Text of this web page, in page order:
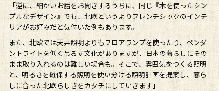
「逆に、細かいお話をお聞きするうちに、同じ『木を使ったシン
プルなデザイン』でも、北欧というよりフレンチシックのインテ
リアがお好みだと気付いた例もあります。
また、北欧では天井照明よりもフロアランプを使ったり、ペンダ
ントライトを低く吊るす文化がありますが、日本の暮らしにその
まま取り入れるのは難しい場合も。そこで、雰囲気をつくる照明
と、明るさを確保する照明を使い分ける照明計画を提案し、暮ら
しに合った北欧らしさをカタチにしていきます」